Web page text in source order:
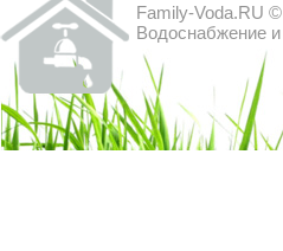
Family-Voda.RU
Водоснабжение и